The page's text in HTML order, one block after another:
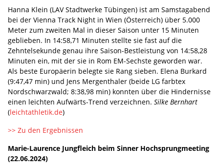
Hanna Klein (LAV Stadtwerke Tübingen) ist am Samstagabend
bei der Vienna Track Night in Wien (Österreich) über 5.000
Meter zum zweiten Mal in dieser Saison unter 15 Minuten
geblieben. In 14:58,71 Minuten stellte sie fast auf die
Zehntelsekunde genau ihre Saison-Bestleistung von 14:58,28
Minuten ein, mit der sie in Rom EM-Sechste geworden war.
Als beste Europäerin belegte sie Rang sieben. Elena Burkard
(9:47,47 min) und Jens Mergenthaler (beide LG farbtex
Nordschwarzwald; 8:38,98 min) konnten über die Hindernisse
einen leichten Aufwärts-Trend verzeichnen. Silke Bernhart
(leichtathletik.de)
>> Zu den Ergebnissen
Marie-Laurence Jungfleich beim Sinner Hochsprungmeeting
(22.06.2024)